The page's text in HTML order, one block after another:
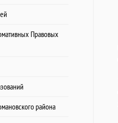
Правовых
района